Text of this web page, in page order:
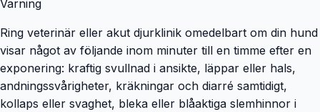
Varning
Ring veterinär eller akut djurklinik omedelbart om din hund
visar något av följande inom minuter till en timme efter en
exponering: kraftig svullnad i ansikte, läppar eller hals,
andningssvårigheter, kräkningar och diarré samtidigt,
kollaps eller svaghet, bleka eller blåaktiga slemhinnor i